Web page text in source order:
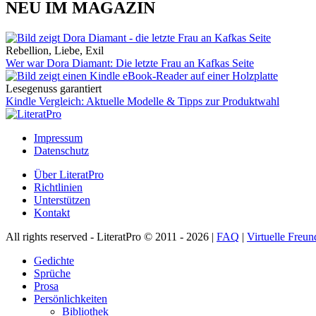
NEU IM MAGAZIN
Rebellion, Liebe, Exil
Wer war Dora Diamant: Die letzte Frau an Kafkas Seite
Lesegenuss garantiert
Kindle Vergleich: Aktuelle Modelle & Tipps zur Produktwahl
Impressum
Datenschutz
Über LiteratPro
Richtlinien
Unterstützen
Kontakt
All rights reserved - LiteratPro © 2011 - 2026 | FAQ | Virtuelle
Gedichte
Sprüche
Prosa
Persönlichkeiten
Bibliothek